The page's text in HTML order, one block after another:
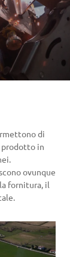
di
in
ovunque
fornitura, il